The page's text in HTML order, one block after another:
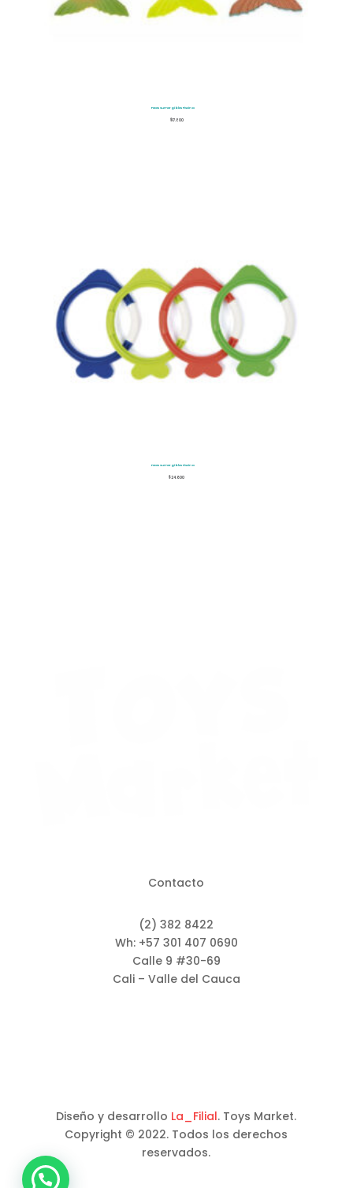
Peces Sumergibles Piscina
$17.800
Peces Sumergibles Piscina
$24.600
Contacto
(2) 382 8422
Wh: +57 301 407 0690
Calle 9 #30-69
Cali – Valle del Cauca
Diseño y desarrollo La_Filial. Toys Market.
Copyright © 2022. Todos los derechos
reservados.